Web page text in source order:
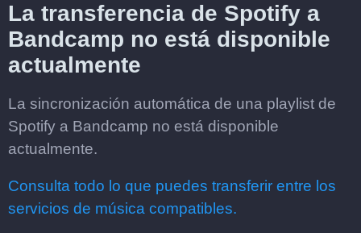
La transferencia de Spotify a
Bandcamp no está disponible
actualmente
La sincronización automática de una playlist de
Spotify a Bandcamp no está disponible
actualmente.
Consulta todo lo que puedes transferir entre los
servicios de música compatibles.